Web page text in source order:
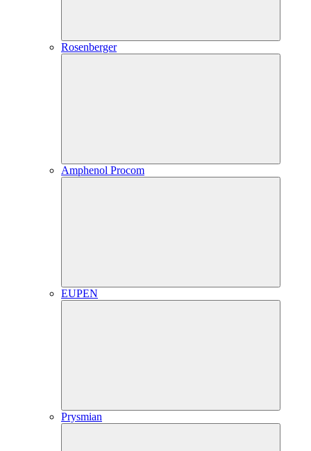
Rosenberger
Amphenol Procom
EUPEN
Prysmian